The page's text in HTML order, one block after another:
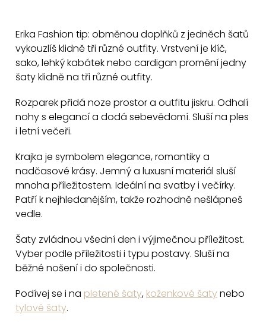
l
á
d
c
í
v
k
y
p
i
s
u
Erika Fashion tip: obměnou doplňků z jedněch šatů
vykouzlíš klidně tři různé outfity. Vrstvení je klíč,
sako, lehký kabátek nebo cardigan promění jedny
šaty klidně na tři různé outfity.
Rozparek přidá noze prostor a outfitu jiskru. Odhalí
nohy s elegancí a dodá sebevědomí. Sluší na ples
i letní večeři.
Krajka je symbolem elegance, romantiky a
nadčasové krásy. Jemný a luxusní materiál sluší
mnoha příležitostem. Ideální na svatby i večírky.
Patří k nejhledanějším, takže rozhodně nešlápneš
vedle.
Šaty zvládnou všední den i výjimečnou příležitost.
Vyber podle příležitosti i typu postavy. Sluší na
běžné nošení i do společnosti.
Podívej se i na pletené šaty, koženkové šatynebo
tylové šaty.